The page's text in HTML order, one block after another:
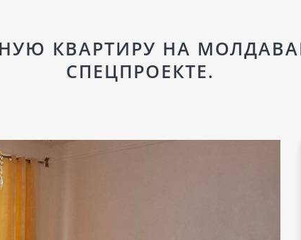
КВАРТИРУ НА
СПЕЦПРОЕКТЕ.